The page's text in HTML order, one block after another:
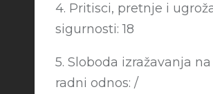
4. Pritisci, pretnje i
sigurnosti: 18
5. Sloboda izražavanja
radni odnos: /